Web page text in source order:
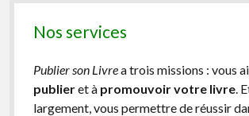
Nos services
Publier son Livrea trois missions : vous
publieret à promouvoir votre livre.
largement, vous permettre de réussir